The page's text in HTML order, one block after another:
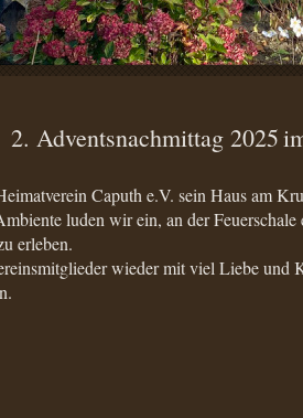
2. Adventsnachmittag 2025
Caputh e.V. sein Haus am
luden wir ein, an der
erleben.
wieder mit viel Liebe und